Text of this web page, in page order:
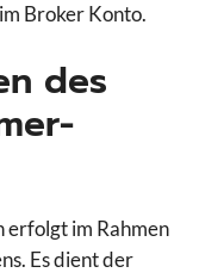
Broker Konto.
des
erfolgt im Rahmen
Es dient der